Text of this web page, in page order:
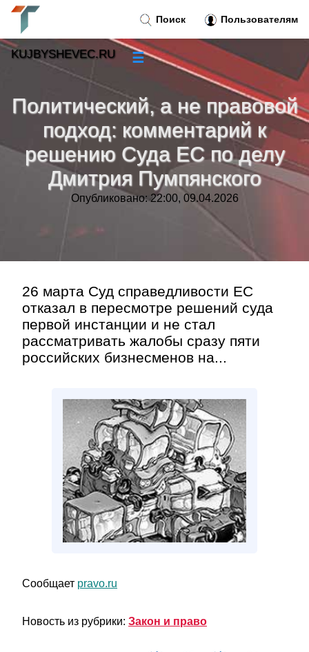
Политический, а не правовой
подход: комментарий к
решению Суда ЕС по делу
Дмитрия Пумпянского
Опубликовано: 22:00, 09.04.2026
26 марта Суд справедливости ЕС
отказал в пересмотре решений суда
первой инстанции и не стал
рассматривать жалобы сразу пяти
российских бизнесменов на...
Сообщает pravo.ru
Новость из рубрики: Закон и право
Поиск Пользователям
KUJBYSHEVEC.RU ☰
Новости
Тренды новостей»
Рубрики»
»